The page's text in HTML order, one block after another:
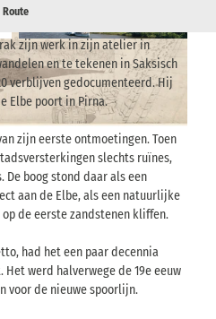
Kunsthalle, bpk, Foto: Christoph Irrgang |
CC-BY-ND
© viawww.saechsische-schweiz.de , Sarah Haut
|CC-BY-SA
Route
inspiratiebron voor Caspar David
zijn werk in zijn atelier in
en te tekenen in Saksisch
verblijven gedocumenteerd. Hij
Elbe poort in Pirna.
zijn eerste ontmoetingen. Toen
slechts ruïnes,
De boog stond daar als een
aan de Elbe, als een natuurlijke
de eerste zandstenen kliffen.
had het een paar decennia
werd halverwege de 19e eeuw
voor de nieuwe spoorlijn.